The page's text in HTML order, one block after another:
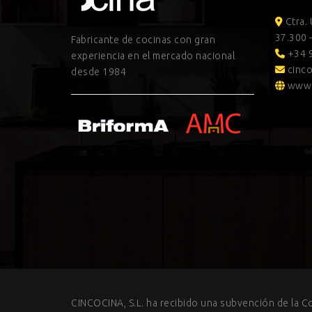
Fabricante de cocinas con gran
experiencia en el mercado nacional
desde 1984
Ctra.
37.300
+34
CINCOCINA, S.L. ha recibido una subvención de la